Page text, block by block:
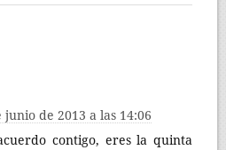
junio de 2013 a las 14:06
contigo, eres la quinta